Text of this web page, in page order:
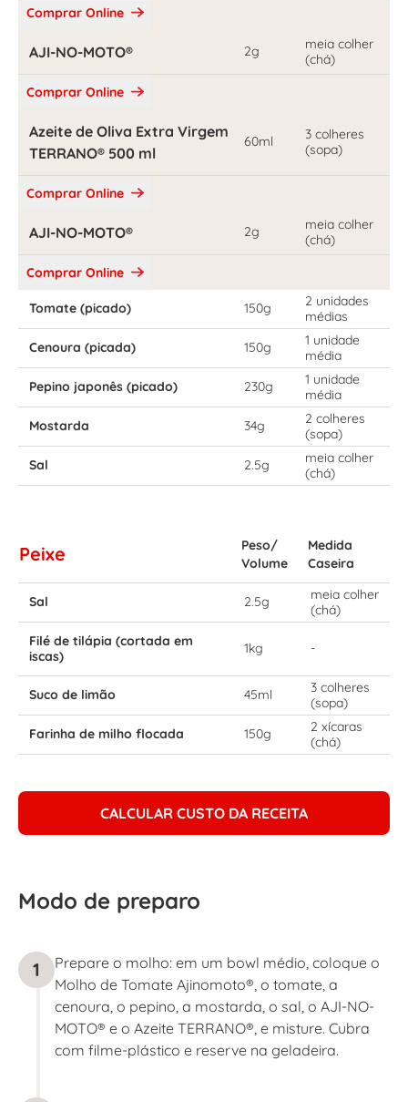
Comprar Online
AJI-NO-MOTO® 2g
meia colher
(chá)
Comprar Online
Azeite de Oliva Extra Virgem
TERRANO® 500 ml
60ml
3 colheres
(sopa)
Comprar Online
AJI-NO-MOTO® 2g
meia colher
(chá)
Comprar Online
Tomate (picado) 150g
2 unidades
médias
Cenoura (picada)
150g
1 unidade
média
Pepino japonês (picado)
230g
1 unidade
média
Mostarda
34g
2 colheres
(sopa)
Sal
2.5g
meia colher
(chá)
Peixe
Peso/
Volume
Medida
Caseira
Sal 2.5g
meia colher
(chá)
Filé de tilápia (cortada em
iscas)
1kg -
Suco de limão 45ml
3 colheres
(sopa)
Farinha de milho flocada
150g
2 xícaras
(chá)
CALCULAR CUSTO DA RECEITA
Modo de preparo
1
Prepare o molho: em um bowl médio, coloque o
Molho de Tomate Ajinomoto®, o tomate, a
cenoura, o pepino, a mostarda, o sal, o AJI-NO-
MOTO® e o Azeite TERRANO®, e misture. Cubra
com filme-plástico e reserve na geladeira.